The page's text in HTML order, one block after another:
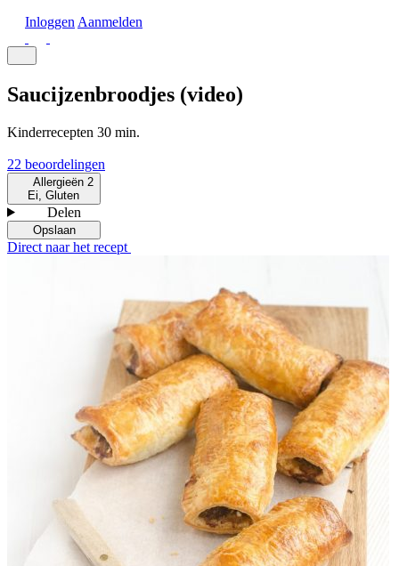
Inloggen Aanmelden
Saucijzenbroodjes (video)
Kinderrecepten 30 min.
22 beoordelingen
Allergieën 2
Ei, Gluten
Delen
Opslaan
Direct naar het recept